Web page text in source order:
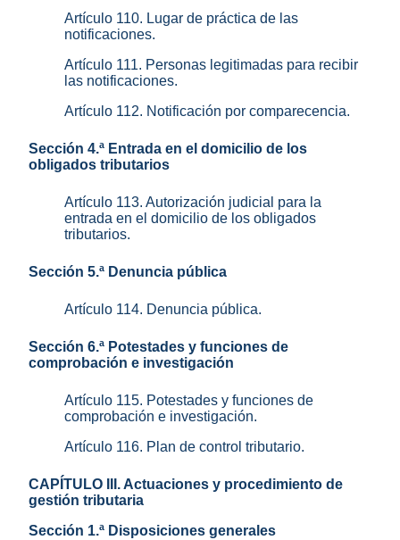
Artículo 110. Lugar de práctica de las
notificaciones.
Artículo 111. Personas legitimadas para recibir
las notificaciones.
Artículo 112. Notificación por comparecencia.
Sección 4.ª Entrada en el domicilio de los
obligados tributarios
Artículo 113. Autorización judicial para la
entrada en el domicilio de los obligados
tributarios.
Sección 5.ª Denuncia pública
Artículo 114. Denuncia pública.
Sección 6.ª Potestades y funciones de
comprobación e investigación
Artículo 115. Potestades y funciones de
comprobación e investigación.
Artículo 116. Plan de control tributario.
CAPÍTULO III. Actuaciones y procedimiento de
gestión tributaria
Sección 1.ª Disposiciones generales